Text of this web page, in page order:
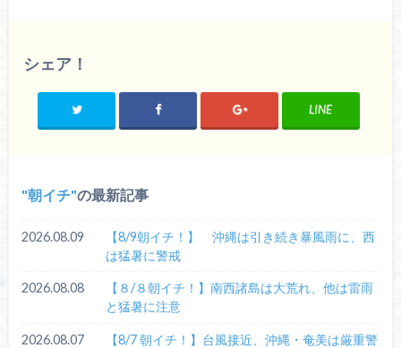
シェア！
LINE
朝イチ の最新記事
2026.08.09
【8/9朝イチ！】 沖縄は引き続き暴風雨に、西
は猛暑に警戒
2026.08.08
【８/８朝イチ！】南西諸島は大荒れ、他は雷雨
と猛暑に注意
2026.08.07
【8/7 朝イチ！】台風接近、沖縄・奄美は厳重警